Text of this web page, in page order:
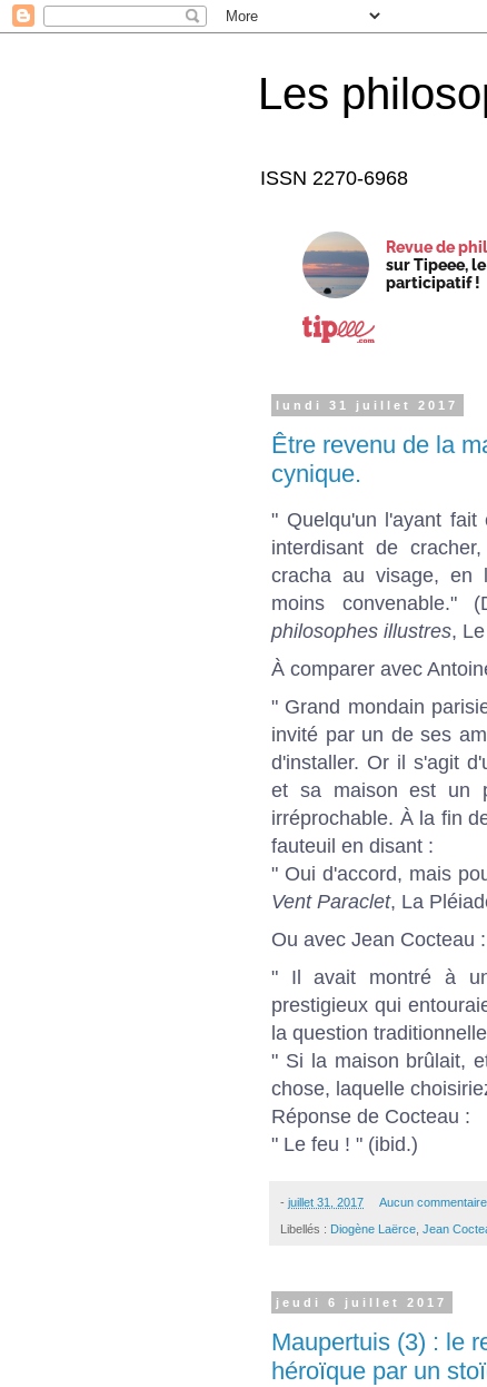
Les
ISSN 2270-6968
Revue de
sur Tipeee,
participatif !
lundi 31 juillet 2017
Être revenu de la
cynique.
" Quelqu'un l'ayant
interdisant de
cracha au visage, en
moins convenable."
philosophes illustres,
À comparer avec
" Grand mondain
invité par un de ses
d'installer. Or il s'agit
et sa maison est un
irréprochable. À la fin
fauteuil en disant :
" Oui d'accord, mais
Vent Paraclet, La
Ou avec Jean Cocteau :
" Il avait montré à
prestigieux qui
la question
" Si la maison brûlait,
chose, laquelle
Réponse de Cocteau :
" Le feu ! " (ibid.)
- juillet 31, 2017 Aucun
Libellés : Diogène Laërce Jean
jeudi 6 juillet 2017
Maupertuis (3) : le
héroïque par un